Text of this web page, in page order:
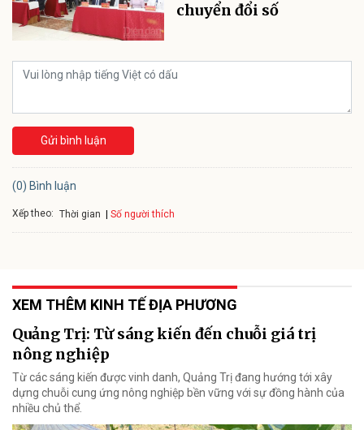
chuyển đổi số
Gửi bình luận
(0) Bình luận
Xếp theo: Thời gian Số người thích
XEM THÊM KINH TẾ ĐỊA PHƯƠNG
Quảng Trị: Từ sáng kiến đến chuỗi giá trị
nông nghiệp
Từ các sáng kiến được vinh danh, Quảng Trị đang hướng tới xây
dựng chuỗi cung ứng nông nghiệp bền vững với sự đồng hành của
nhiều chủ thể.